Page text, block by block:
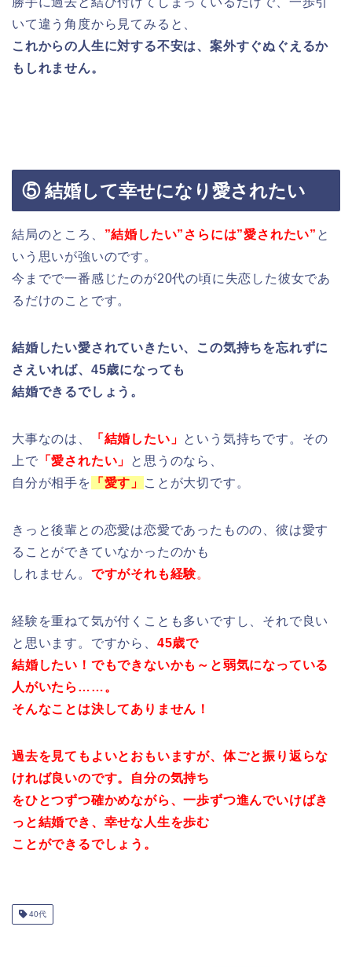
いて違う角度から見てみると、
これからの人生に対する不安は、案外すぐぬぐえるか
もしれません。
⑤ 結婚して幸せになり愛されたい
結局のところ、 ”結婚したい”さらには”愛されたい” と
いう思いが強いのです。
今までで一番感じたのが20代の頃に失恋した彼女であ
るだけのことです。
結婚したい愛されていきたい、この気持ちを忘れずに
さえいれば、 45歳になっても
結婚できるでしょう。
大事なのは、 「結婚したい」 という気持ちです。その
上で 「愛されたい」
と思うのなら、
自分が相手を
「愛す」 ことが大切です。
きっと後輩との恋愛は恋愛であったものの、彼は愛す
ることができていなかったのかも
しれません。 ですがそれも経験。
経験を重ねて気が付くことも多いですし、それで良い
と思います。ですから、 45歳で
結婚したい！でもできないかも～と弱気になっている
人がいたら……。
そんなことは決してありません！
過去を見てもよいとおもいますが、体ごと振り返らな
ければ良いのです。自分の気持ち
をひとつずつ確かめながら、一歩ずつ進んでいけばき
っと結婚でき、幸せな人生を歩む
ことができるでしょう。
40代